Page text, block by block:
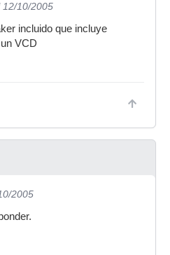
12/10/2005
incluido que incluye
VCD
2005